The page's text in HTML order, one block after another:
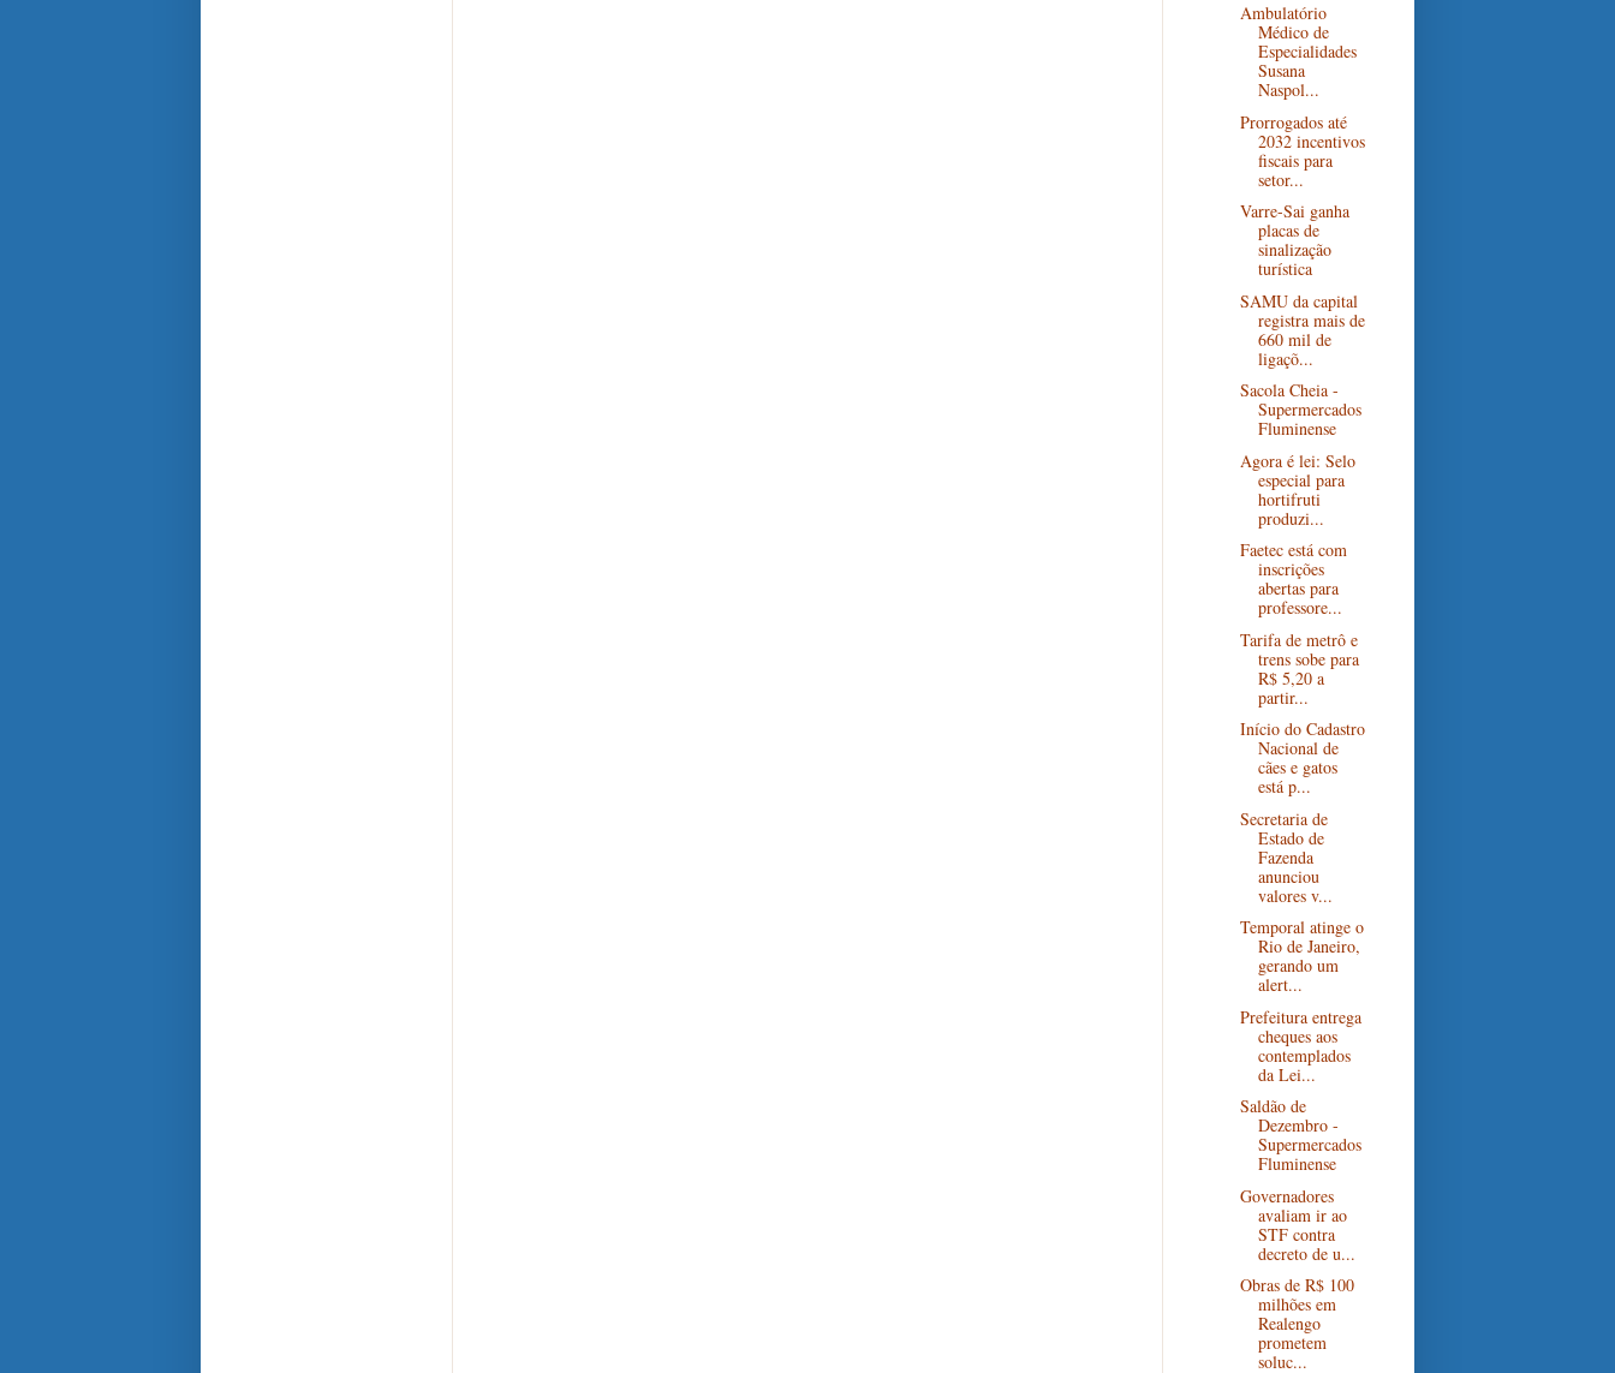
Ambulatório
Médico de
Especialidades
Susana
Naspol...
Prorrogados até
2032 incentivos
fiscais para
setor...
Varre-Sai ganha
placas de
sinalização
turística
SAMU da capital
registra mais de
660 mil de
ligaçõ...
Sacola Cheia -
Supermercados
Fluminense
Agora é lei: Selo
especial para
hortifruti
produzi...
Faetec está com
inscrições
abertas para
professore...
Tarifa de metrô e
trens sobe para
R$ 5,20 a
partir...
Início do Cadastro
Nacional de
cães e gatos
está p...
Secretaria de
Estado de
Fazenda
anunciou
valores v...
Temporal atinge o
Rio de Janeiro,
gerando um
alert...
Prefeitura entrega
cheques aos
contemplados
da Lei...
Saldão de
Dezembro -
Supermercados
Fluminense
Governadores
avaliam ir ao
STF contra
decreto de u...
Obras de R$ 100
milhões em
Realengo
prometem
soluc...